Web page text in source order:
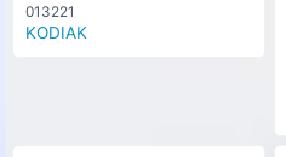
013221
KODIAK